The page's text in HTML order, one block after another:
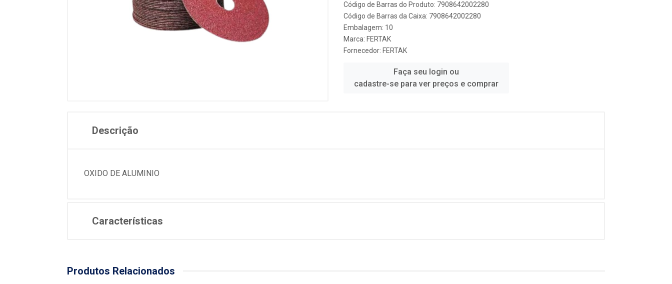
Código de Barras do Produto: 7908642002280
Código de Barras da Caixa: 7908642002280
Embalagem: 10
Marca: FERTAK
Fornecedor: FERTAK
Faça seu login ou
cadastre-se para ver preços e comprar
Descrição
OXIDO DE ALUMINIO
Características
Produtos Relacionados